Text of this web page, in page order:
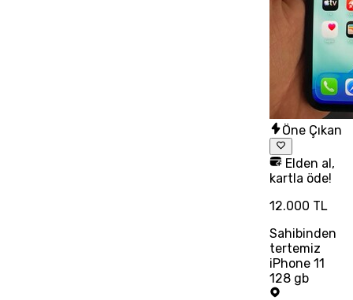
Öne Çıkan
Elden al,
kartla öde!
12.000 TL
Sahibinden
tertemiz
iPhone 11
128 gb